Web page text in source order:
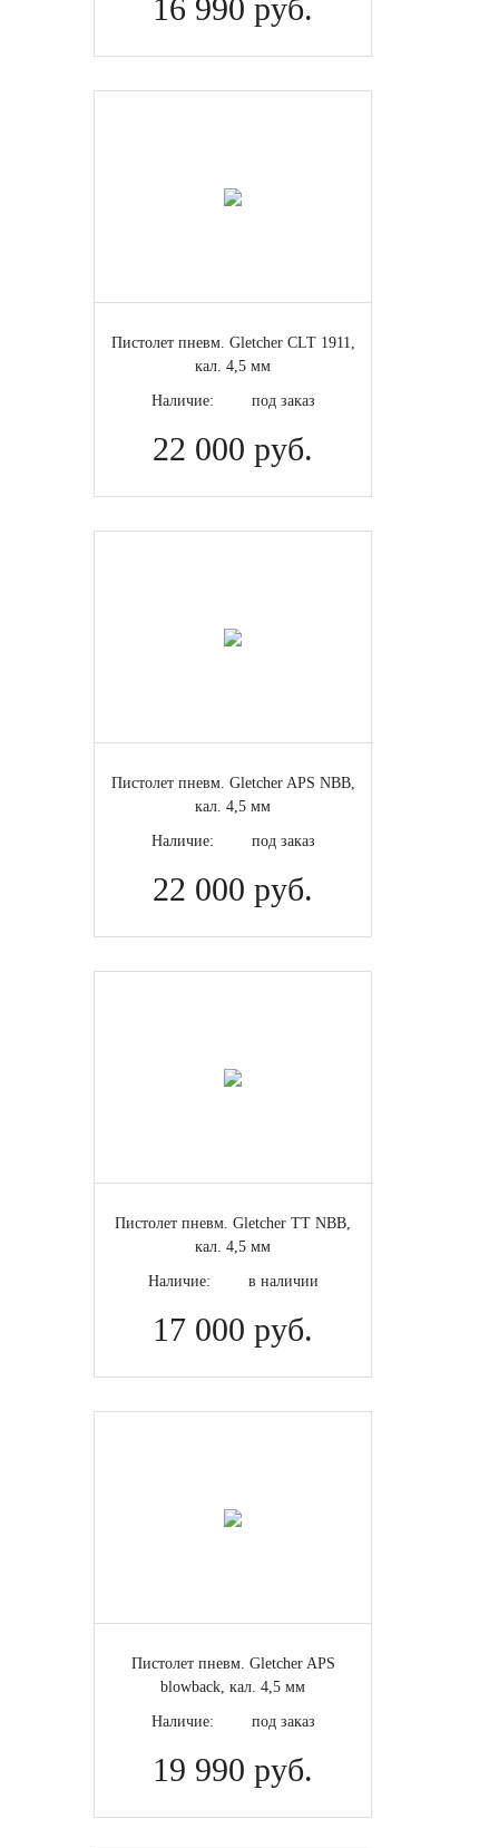
16 990 руб.
Пистолет пневм. Gletcher CLT 1911,
кал. 4,5 мм
Наличие: под заказ
22 000 руб.
Пистолет пневм. Gletcher APS NBB,
кал. 4,5 мм
Наличие: под заказ
22 000 руб.
Пистолет пневм. Gletcher TT NBB,
кал. 4,5 мм
Наличие: в наличии
17 000 руб.
Пистолет пневм. Gletcher APS
blowback, кал. 4,5 мм
Наличие: под заказ
19 990 руб.